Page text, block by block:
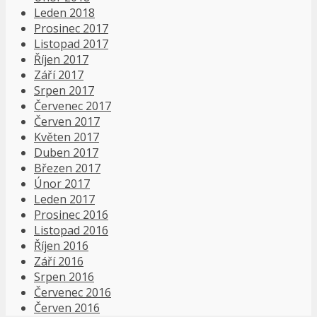
Leden 2018
Prosinec 2017
Listopad 2017
Říjen 2017
Září 2017
Srpen 2017
Červenec 2017
Červen 2017
Květen 2017
Duben 2017
Březen 2017
Únor 2017
Leden 2017
Prosinec 2016
Listopad 2016
Říjen 2016
Září 2016
Srpen 2016
Červenec 2016
Červen 2016